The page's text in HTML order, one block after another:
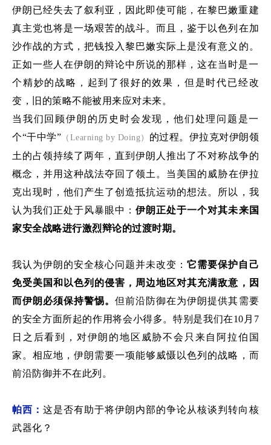
伊朗已经失去了叙利亚 ，因此即使可能 ，在黎巴嫩重建
真主党也将是一场艰苦的战斗。而且，鉴于 以色列在加
沙作战的方式 ，把钱投入黎巴嫩实际上是没有意义的。
正如一些人在伊朗的辩论中所说的那样，这在当时是一
个精妙的战略，起到了很好的效果，但是时代已经改
变，旧的策略不能被用来应对未来。
当我们回顾伊朗的历史时会发现，他们处理问题是一
个“干中学” （Learning by Doing） 的过程。伊拉克对伊朗领
土 的占领持续了两年，直到伊朗人推出了不对称战争的
概念，并用这种战法夺回 了领土。当美国 的 威胁在伊拉
克出现时，他们产生了创造抵抗运动的想法。所以 ， 我
认为我们正处于风暴眼中 ：伊朗 正处于一个对其未来国
家安全战略进行激烈辩论的过渡时期。
我认为伊朗的安全核心问题并未改变：它需要保护自己
免受美国和以色列的侵害 ，周边地区对其充满敌意，因
而伊朗 必须保持警惕。但前沿防御在为伊朗提供其需要
的安全方面所起的作用将会小得多。特别是我们在10 月 7
日 之后看到，对伊朗的地区威胁不会只来自阿拉伯 国
家 。相应地，伊朗需要一项能够威慑以色列 的战略，而
前沿防御并不在此列。
帕西：这是否有助于将伊朗内部的争论从核谈判转向核
武器化？